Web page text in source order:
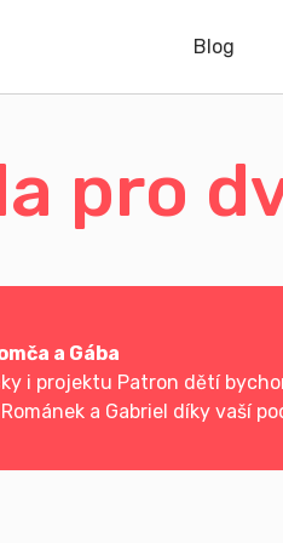
Blog
pro
a Gába
i projektu Patron dětí
a Gabriel díky vaší